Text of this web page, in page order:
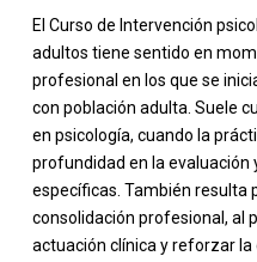
El Curso de Intervención
adultos tiene sentido en
profesional en los que se
con población adulta. Suele
en psicología, cuando la
profundidad en la evaluación
específicas. También resulta
consolidación profesional, al
actuación clínica y reforzar la